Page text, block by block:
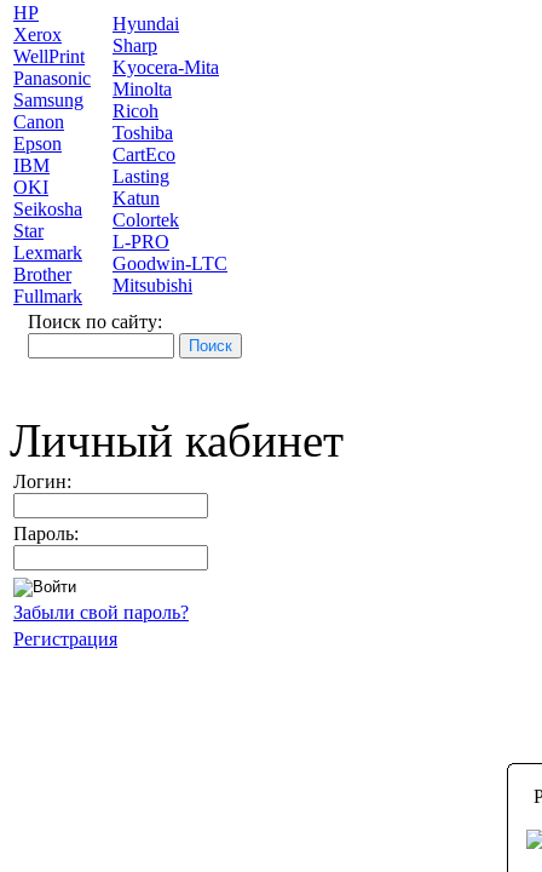
HP
Xerox
WellPrint
Panasonic
Samsung
Canon
Epson
IBM
OKI
Seikosha
Star
Lexmark
Brother
Fullmark
Hyundai
Sharp
Kyocera-Mita
Minolta
Ricoh
Toshiba
CartEco
Lasting
Katun
Colortek
L-PRO
Goodwin-LTC
Mitsubishi
Поиск по сайту:
Личный кабинет
Логин:
Пароль:
Забыли свой пароль?
Регистрация